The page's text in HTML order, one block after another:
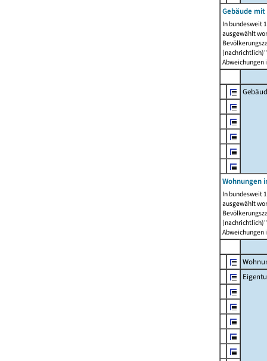
Gebäude mit
In bundesweit
ausgewählt
Abweichungen
Wohnungen
In bundesweit
ausgewählt
Abweichungen